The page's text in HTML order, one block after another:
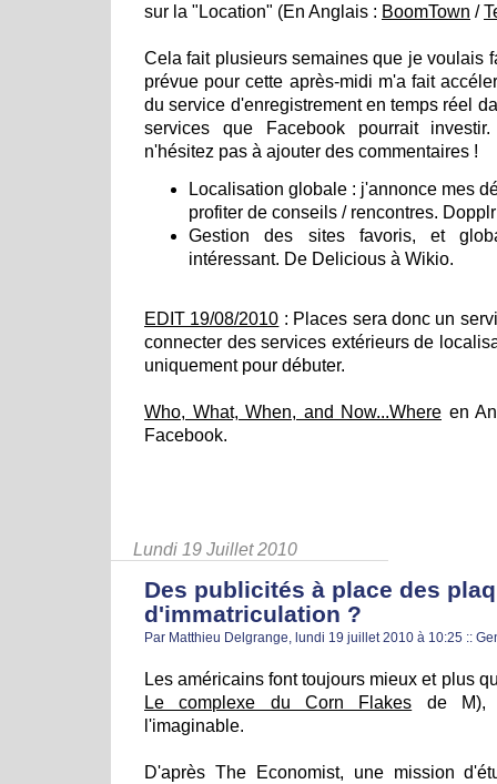
sur la "Location" (En Anglais : BoomTown /
Cela fait plusieurs semaines que je voulais
prévue pour cette après-midi m'a fait
du service d'enregistrement en temps réel
services que Facebook pourrait
n'hésitez pas à ajouter des commentaires !
Localisation globale : j'annonce mes
profiter de conseils / rencontres.
Gestion des sites favoris, et
intéressant. De Delicious à Wikio.
EDIT 19/08/2010 : Places sera donc un
connecter des services extérieurs de
uniquement pour débuter.
Who, What, When, and Now...Where en
Facebook.
Lundi 19 Juillet 2010
Des publicités à place des
d'immatriculation ?
Par Matthieu Delgrange, lundi 19 juillet 2010 à 10:25 ::
Les américains font toujours mieux et plus
Le complexe du Corn Flakes de M),
l'imaginable.
D'après The Economist, une mission